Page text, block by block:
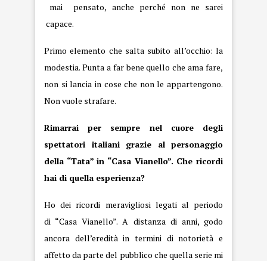
mai pensato, anche perché non ne sarei
capace.
Primo elemento che salta subito all’occhio: la
modestia. Punta a far bene quello che ama fare,
non si lancia in cose che non le appartengono.
Non vuole strafare.
Rimarrai per sempre nel cuore degli
spettatori italiani grazie al personaggio
della “Tata” in “Casa Vianello”. Che ricordi
hai di quella esperienza?
Ho dei ricordi meravigliosi legati al periodo
di “Casa Vianello”. A distanza di anni, godo
ancora dell’eredità in termini di notorietà e
affetto da parte del pubblico che quella serie mi